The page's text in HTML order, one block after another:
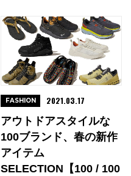
アウトドアスタイルな
100ブランド、春の新作
アイテム
SELECTION【100 / 100
FASHION 2021.03.17